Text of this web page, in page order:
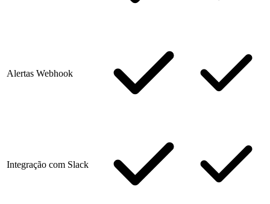
Alertas Webhook
Integração com Slack